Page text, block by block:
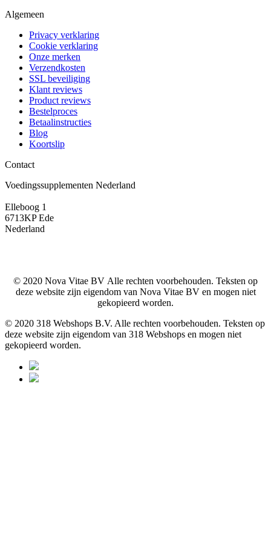
Algemeen
Privacy verklaring
Cookie verklaring
Onze merken
Verzendkosten
SSL beveiliging
Klant reviews
Product reviews
Bestelproces
Betaalinstructies
Blog
Koortslip
Contact
Voedingssupplementen Nederland
Elleboog 1
6713KP Ede
Nederland
© 2020 Nova Vitae BV Alle rechten voorbehouden. Teksten op
deze website zijn eigendom van Nova Vitae BV en mogen niet
gekopieerd worden.
© 2020 318 Webshops B.V. Alle rechten voorbehouden. Teksten op
deze website zijn eigendom van 318 Webshops en mogen niet
gekopieerd worden.